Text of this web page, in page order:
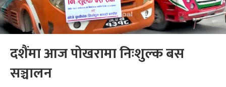
दशैंमा आज पोखरामा निःशुल्क बस
सञ्चालन